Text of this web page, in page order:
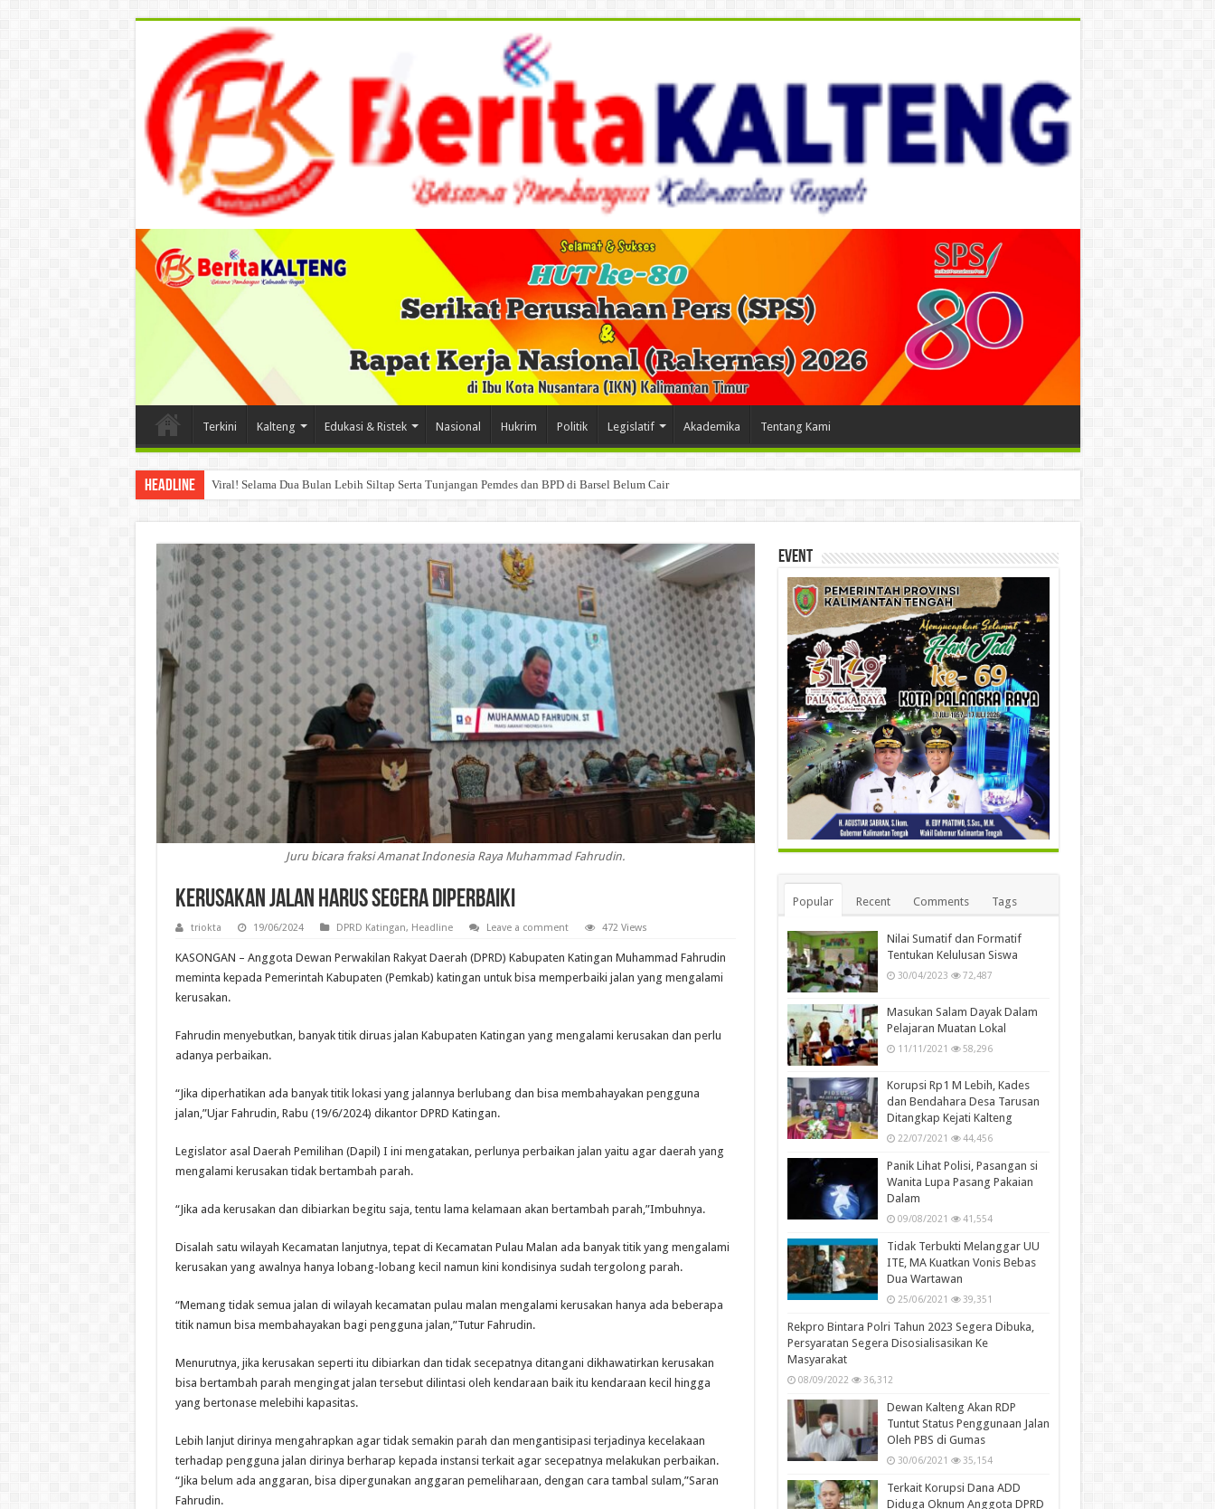
Terkini Kalteng Edukasi & Ristek Nasional Hukrim Politik Legislatif Akademika Tentang Kami
Headline Viral! Selama Dua Bulan Lebih Siltap Serta Tunjangan Pemdes dan BPD di Barsel Belum Cair
Juru bicara fraksi Amanat Indonesia Raya Muhammad Fahrudin.
Kerusakan Jalan Harus Segera Diperbaiki
triokta 19/06/2024 DPRD Katingan, Headline Leave a comment 472 Views
KASONGAN – Anggota Dewan Perwakilan Rakyat Daerah (DPRD) Kabupaten Katingan Muhammad Fahrudin
meminta kepada Pemerintah Kabupaten (Pemkab) katingan untuk bisa memperbaiki jalan yang mengalami
kerusakan.
Fahrudin menyebutkan, banyak titik diruas jalan Kabupaten Katingan yang mengalami kerusakan dan perlu
adanya perbaikan.
“Jika diperhatikan ada banyak titik lokasi yang jalannya berlubang dan bisa membahayakan pengguna
jalan,”Ujar Fahrudin, Rabu (19/6/2024) dikantor DPRD Katingan.
Legislator asal Daerah Pemilihan (Dapil) I ini mengatakan, perlunya perbaikan jalan yaitu agar daerah yang
mengalami kerusakan tidak bertambah parah.
“Jika ada kerusakan dan dibiarkan begitu saja, tentu lama kelamaan akan bertambah parah,”Imbuhnya.
Disalah satu wilayah Kecamatan lanjutnya, tepat di Kecamatan Pulau Malan ada banyak titik yang mengalami
kerusakan yang awalnya hanya lobang-lobang kecil namun kini kondisinya sudah tergolong parah.
“Memang tidak semua jalan di wilayah kecamatan pulau malan mengalami kerusakan hanya ada beberapa
titik namun bisa membahayakan bagi pengguna jalan,”Tutur Fahrudin.
Menurutnya, jika kerusakan seperti itu dibiarkan dan tidak secepatnya ditangani dikhawatirkan kerusakan
bisa bertambah parah mengingat jalan tersebut dilintasi oleh kendaraan baik itu kendaraan kecil hingga
yang bertonase melebihi kapasitas.
Lebih lanjut dirinya mengahrapkan agar tidak semakin parah dan mengantisipasi terjadinya kecelakaan
terhadap pengguna jalan dirinya berharap kepada instansi terkait agar secepatnya melakukan perbaikan.
“Jika belum ada anggaran, bisa dipergunakan anggaran pemeliharaan, dengan cara tambal sulam,”Saran
Fahrudin.
Event
Popular Recent Comments Tags
Nilai Sumatif dan Formatif
Tentukan Kelulusan Siswa
30/04/2023 72,487
Masukan Salam Dayak Dalam
Pelajaran Muatan Lokal
11/11/2021 58,296
Korupsi Rp1 M Lebih, Kades
dan Bendahara Desa Tarusan
Ditangkap Kejati Kalteng
22/07/2021 44,456
Panik Lihat Polisi, Pasangan si
Wanita Lupa Pasang Pakaian
Dalam
09/08/2021 41,554
Tidak Terbukti Melanggar UU
ITE, MA Kuatkan Vonis Bebas
Dua Wartawan
25/06/2021 39,351
Rekpro Bintara Polri Tahun 2023 Segera Dibuka,
Persyaratan Segera Disosialisasikan Ke
Masyarakat
08/09/2022 36,312
Dewan Kalteng Akan RDP
Tuntut Status Penggunaan Jalan
Oleh PBS di Gumas
30/06/2021 35,154
Terkait Korupsi Dana ADD
Diduga Oknum Anggota DPRD